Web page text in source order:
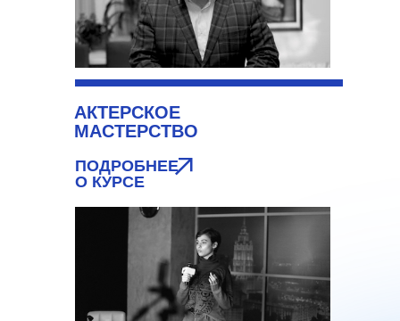
АКТЕРСКОЕ
МАСТЕРСТВО
ПОДРОБНЕЕ
О КУРСЕ